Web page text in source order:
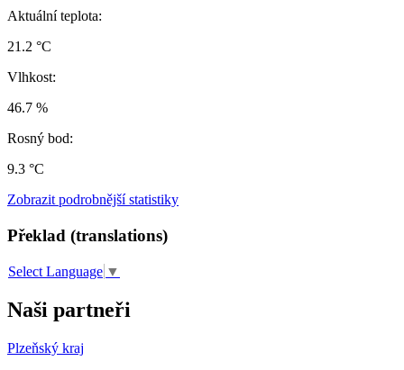
Aktuální teplota:
21.2 °C
Vlhkost:
46.7 %
Rosný bod:
9.3 °C
Zobrazit podrobnější statistiky
Překlad (translations)
Select Language ▼
Naši partneři
Plzeňský kraj